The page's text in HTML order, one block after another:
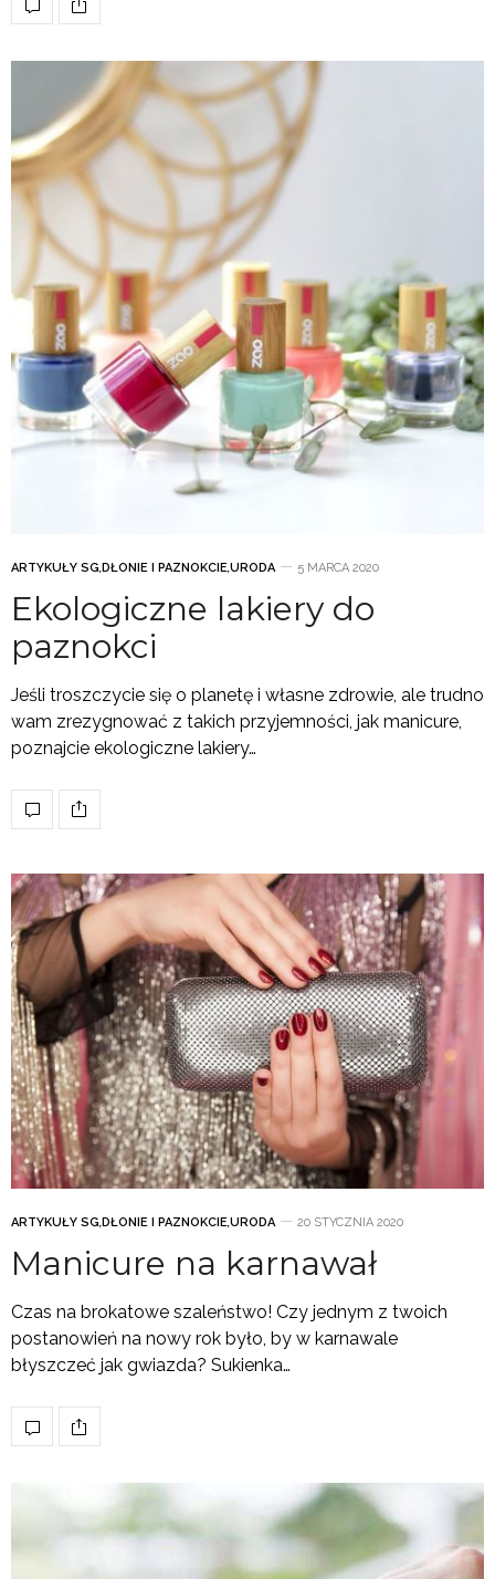
ARTYKUŁY SG,DŁONIE I PAZNOKCIE,URODA 5 MARCA 2020
Ekologiczne lakiery do
paznokci
Jeśli troszczycie się o planetę i własne zdrowie, ale trudno
wam zrezygnować z takich przyjemności, jak manicure,
poznajcie ekologiczne lakiery…
ARTYKUŁY SG,DŁONIE I PAZNOKCIE,URODA 20 STYCZNIA 2020
Manicure na karnawał
Czas na brokatowe szaleństwo! Czy jednym z twoich
postanowień na nowy rok było, by w karnawale
błyszczeć jak gwiazda? Sukienka…